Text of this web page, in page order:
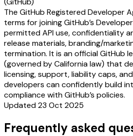
The GitHub Registered Developer
terms for joining GitHub’s
permitted API use, confidentiality
release materials, branding/
termination. It is an official GitHub
(governed by California law) that
licensing, support, liability caps,
developers can confidently build
compliance with GitHub’s policies.
Updated 23 Oct 2025
Frequently asked